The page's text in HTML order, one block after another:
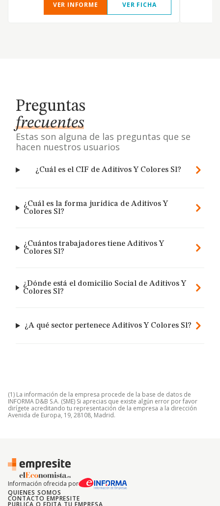
VER INFORME VER FICHA
Preguntas
frecuentes
Estas son alguna de las preguntas que se
hacen nuestros usuarios
¿Cuál es el CIF de Aditivos Y Colores Sl?
¿Cuál es la forma jurídica de Aditivos Y
Colores Sl?
¿Cuántos trabajadores tiene Aditivos Y
Colores Sl?
¿Dónde está el domicilio Social de Aditivos Y
Colores Sl?
¿A qué sector pertenece Aditivos Y Colores Sl?
(1) La información de la empresa procede de la base de datos de
INFORMA D&B S.A. (SME) Si aprecias que existe algún error por favor
dirígete acreditando tu representación de la empresa a la dirección
Avenida de Europa, 19, 28108, Madrid.
Información ofrecida por
QUIENES SOMOS
CONTACTO EMPRESITE
PUBLICA O EDITA TU EMPRESA